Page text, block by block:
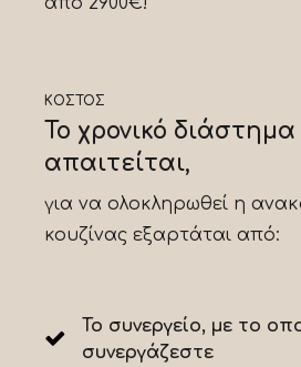
ΚΟΣΤΟΣ
Το χρονικό
απαιτείται,
για να ολοκληρωθεί η
κουζίνας εξαρτάται από:
Το συνεργείο, με το
συνεργάζεστε